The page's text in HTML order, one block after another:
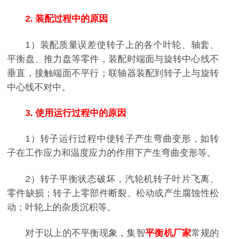
2. 装配过程中的原因
1）装配质量误差使转子上的各个叶轮、轴套、
平衡盘、推力盘等零件，装配时端面与旋转中心线不
垂直，接触端面不平行；联轴器装配到转子上与旋转
中心线不对中。
3. 使用运行过程中的原因
1）转子运行过程中使转子产生弯曲变形，如转
子在工作应力和温度应力的作用下产生弯曲变形等。
2）转子平衡状态破坏，汽轮机转子叶片飞离、
零件缺损；转子上零部件断裂、松动或产生腐蚀性松
动；叶轮上的杂质沉积等。
对于以上的不平衡现象，集智平衡机厂家常规的